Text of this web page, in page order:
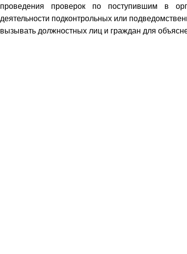
проведения проверок по поступившим в
деятельности подконтрольных или
вызывать должностных лиц и граждан для